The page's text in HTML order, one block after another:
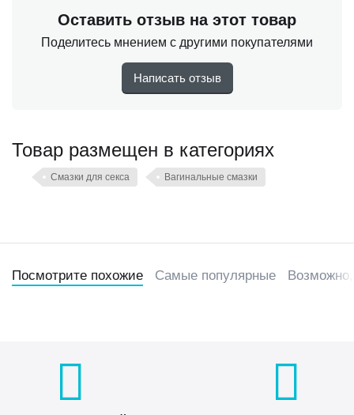
Оставить отзыв на этот товар
Поделитесь мнением с другими покупателями
Написать отзыв
Товар размещен в категориях
Смазки для секса Вагинальные смазки
Посмотрите похожие Самые популярные Возможно,